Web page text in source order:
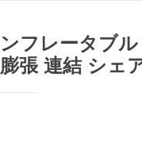
フレータブ
張 連結 シェ